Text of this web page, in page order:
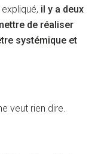
il y a deux
de réaliser
systémique et
veut rien dire.